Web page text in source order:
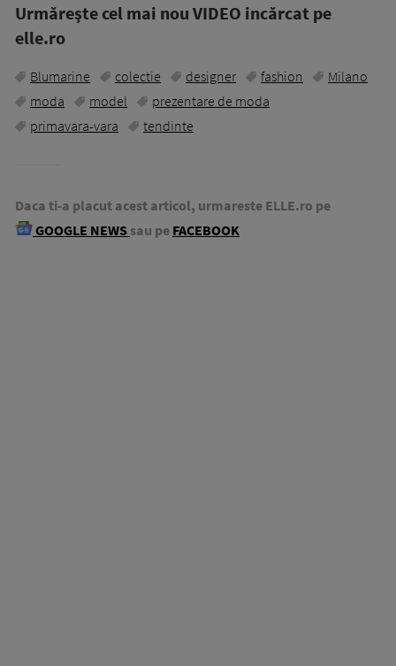
Urmăreşte cel mai nou VIDEO incărcat pe
elle.ro
Blumarine colectie designer fashion
Milano
moda
model
prezentare de moda
primavara-vara
tendinte
Daca ti-a placut acest articol, urmareste ELLE.ro pe
GOOGLE NEWS sau pe FACEBOOK